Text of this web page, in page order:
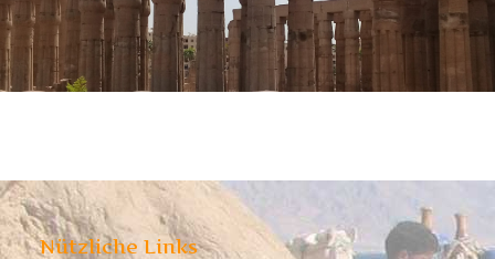
Nützliche Links